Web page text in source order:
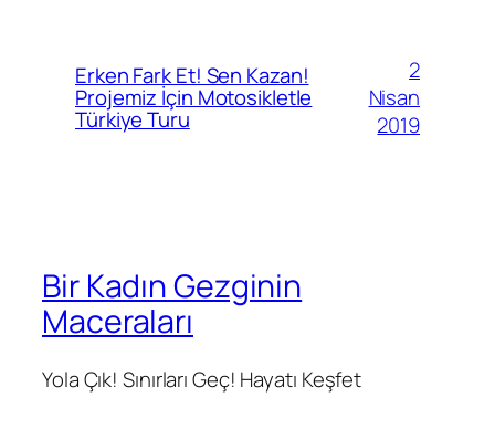
Erken Fark Et! Sen Kazan!
Projemiz İçin Motosikletle
Türkiye Turu
2
Nisan
2019
Bir Kadın Gezginin
Maceraları
Yola Çık! Sınırları Geç! Hayatı Keşfet